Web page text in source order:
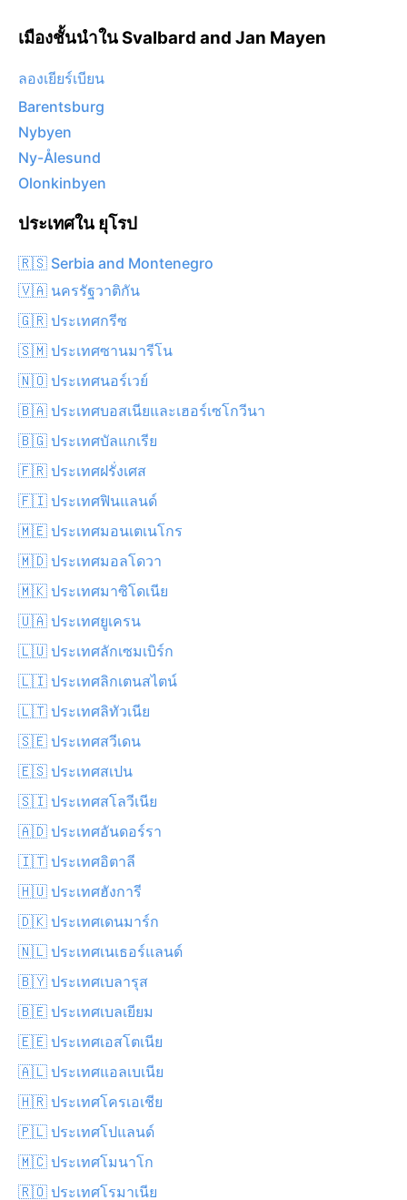
เมืองชั้นนำใน Svalbard and Jan Mayen
ลองเยียร์เบียน
Barentsburg
Nybyen
Ny-Ålesund
Olonkinbyen
ประเทศใน ยุโรป
🇷🇸 Serbia and Montenegro
🇻🇦 นครรัฐวาติกัน
🇬🇷 ประเทศกรีซ
🇸🇲 ประเทศซานมารีโน
🇳🇴 ประเทศนอร์เวย์
🇧🇦 ประเทศบอสเนียและเฮอร์เซโกวีนา
🇧🇬 ประเทศบัลแกเรีย
🇫🇷 ประเทศฝรั่งเศส
🇫🇮 ประเทศฟินแลนด์
🇲🇪 ประเทศมอนเตเนโกร
🇲🇩 ประเทศมอลโดวา
🇲🇰 ประเทศมาซิโดเนีย
🇺🇦 ประเทศยูเครน
🇱🇺 ประเทศลักเซมเบิร์ก
🇱🇮 ประเทศลิกเตนสไตน์
🇱🇹 ประเทศลิทัวเนีย
🇸🇪 ประเทศสวีเดน
🇪🇸 ประเทศสเปน
🇸🇮 ประเทศสโลวีเนีย
🇦🇩 ประเทศอันดอร์รา
🇮🇹 ประเทศอิตาลี
🇭🇺 ประเทศฮังการี
🇩🇰 ประเทศเดนมาร์ก
🇳🇱 ประเทศเนเธอร์แลนด์
🇧🇾 ประเทศเบลารุส
🇧🇪 ประเทศเบลเยียม
🇪🇪 ประเทศเอสโตเนีย
🇦🇱 ประเทศแอลเบเนีย
🇭🇷 ประเทศโครเอเชีย
🇵🇱 ประเทศโปแลนด์
🇲🇨 ประเทศโมนาโก
🇷🇴 ประเทศโรมาเนีย